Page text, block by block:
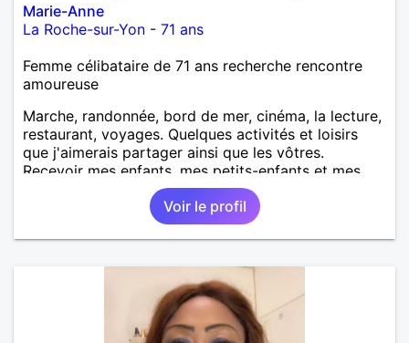
Marie-Anne
La Roche-sur-Yon - 71 ans
Femme célibataire de 71 ans recherche rencontre
amoureuse
Marche, randonnée, bord de mer, cinéma, la lecture,
restaurant, voyages. Quelques activités et loisirs
que j'aimerais partager ainsi que les vôtres.
Recevoir mes enfants, mes petits-enfants et mes
amis. Bénévolat auprès des enfants à l’école, pour le
cinéma indépendant... Se rencontrer, être à l’écoute,
échanger avec une personne de confiance, pour une
vie de partage, de tendresse. Les voyages et où
dehors des sentiers battus me raviraient. Je
m'engage à répondre à votre message. Au plaisir de
Voir le profil